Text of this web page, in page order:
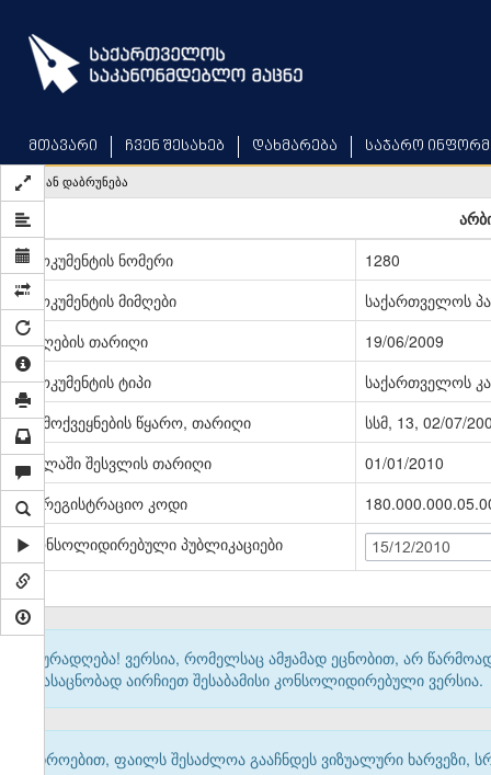
main
content
მთავარი ჩვენ შესახებ დახმარება საჯარო
უკან დაბრუნება
დოკუმენტის ნომერი
1280
დოკუმენტის მიმღები
საქართველოს
მიღების თარიღი
19/06/2009
დოკუმენტის ტიპი
საქართველოს
გამოქვეყნების წყარო, თარიღი
სსმ, 13, 02/07/
ძალაში შესვლის თარიღი
01/01/2010
სარეგისტრაციო კოდი
კონსოლიდირებული პუბლიკაციები
15/12/2010
ყურადღება! ვერსია, რომელსაც ამჟამად ეცნობით, არ
გასაცნობად აირჩიეთ შესაბამისი კონსოლიდირებული ვერსია.
დროებით, ფაილს შესაძლოა გააჩნდეს ვიზუალური ხარვეზი,